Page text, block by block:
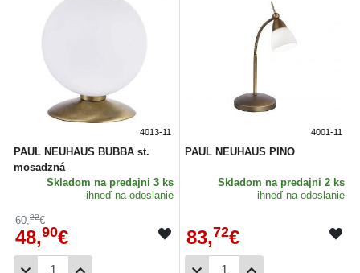
4013-11
PAUL NEUHAUS BUBBA st.
mosadzná
Skladom na predajni 3 ks
ihneď na odoslanie
60,22€
48,90€
4001-11
PAUL NEUHAUS PINO
Skladom na predajni 2 ks
ihneď na odoslanie
83,72€